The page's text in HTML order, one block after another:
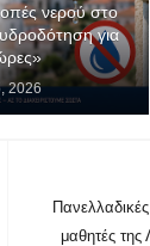
νερού στο
για
2026
μαθητές